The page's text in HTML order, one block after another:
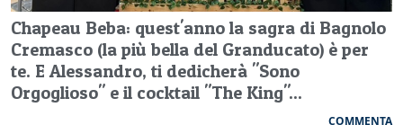
Chapeau Beba: quest'anno la sagra di Bagnolo
Cremasco (la più bella del Granducato) è per
te. E Alessandro, ti dedicherà "Sono
Orgoglioso" e il cocktail "The King"...
COMMENTA